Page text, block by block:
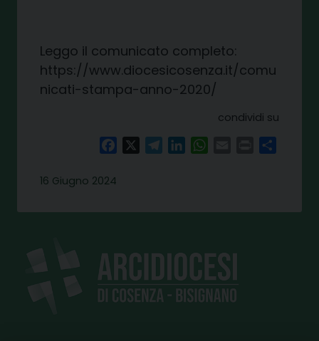
Leggo il comunicato completo:
https://www.diocesicosenza.it/comu
nicati-stampa-anno-2020/
condividi su
FacebookTelegramLinkedInWhatsAppPrint
16 Giugno 2024